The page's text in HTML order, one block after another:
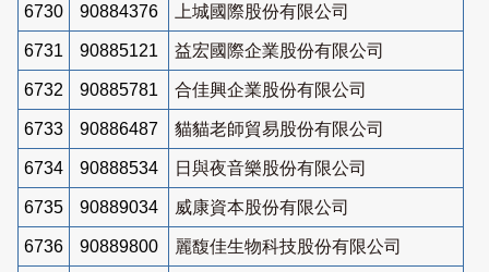
6730 90884376 上城國際股份有限公司
6731 90885121 益宏國際企業股份有限公司
6732 90885781 合佳興企業股份有限公司
6733 90886487 貓貓老師貿易股份有限公司
6734 90888534 日與夜音樂股份有限公司
6735 90889034 威康資本股份有限公司
6736 90889800 麗馥佳生物科技股份有限公司